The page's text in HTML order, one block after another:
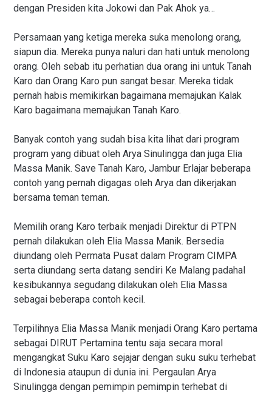
dengan Presiden kita Jokowi dan Pak Ahok ya…
Persamaan yang ketiga mereka suka menolong orang,
siapun dia. Mereka punya naluri dan hati untuk menolong
orang. Oleh sebab itu perhatian dua orang ini untuk Tanah
Karo dan Orang Karo pun sangat besar. Mereka tidak
pernah habis memikirkan bagaimana memajukan Kalak
Karo bagaimana memajukan Tanah Karo.
Banyak contoh yang sudah bisa kita lihat dari program
program yang dibuat oleh Arya Sinulingga dan juga Elia
Massa Manik. Save Tanah Karo, Jambur Erlajar beberapa
contoh yang pernah digagas oleh Arya dan dikerjakan
bersama teman teman.
Memilih orang Karo terbaik menjadi Direktur di PTPN
pernah dilakukan oleh Elia Massa Manik. Bersedia
diundang oleh Permata Pusat dalam Program CIMPA
serta diundang serta datang sendiri Ke Malang padahal
kesibukannya segudang dilakukan oleh Elia Massa
sebagai beberapa contoh kecil.
Terpilihnya Elia Massa Manik menjadi Orang Karo pertama
sebagai DIRUT Pertamina tentu saja secara moral
mengangkat Suku Karo sejajar dengan suku suku terhebat
di Indonesia ataupun di dunia ini. Pergaulan Arya
Sinulingga dengan pemimpin pemimpin terhebat di